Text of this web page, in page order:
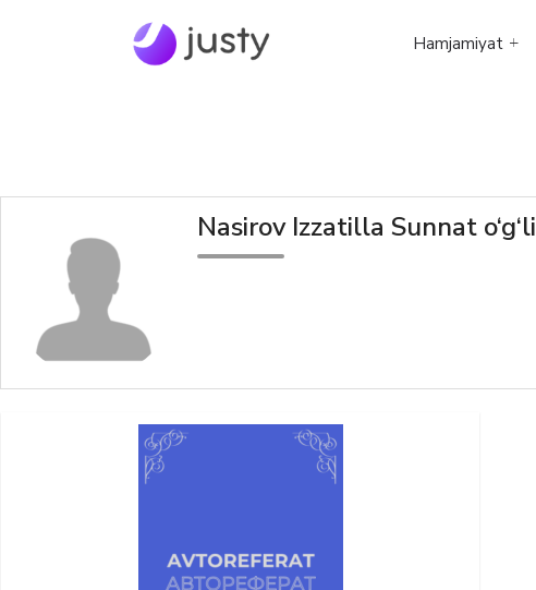
Hamjamiyat
Nasirov Izzatilla Sunnat o‘g‘li